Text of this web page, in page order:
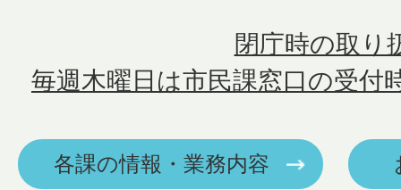
毎週木曜日は市民課窓口の受付
閉庁時の取り
各課の情報・業務内容